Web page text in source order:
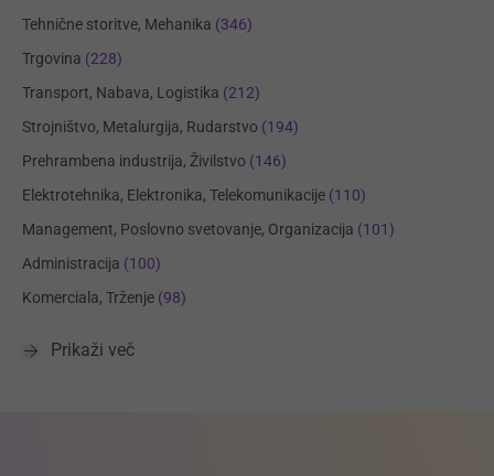
Tehnične storitve, Mehanika (346)
Trgovina (228)
Transport, Nabava, Logistika (212)
Strojništvo, Metalurgija, Rudarstvo (194)
Prehrambena industrija, Živilstvo (146)
Elektrotehnika, Elektronika, Telekomunikacije (110)
Management, Poslovno svetovanje, Organizacija (101)
Administracija (100)
Komerciala, Trženje (98)
Prikaži več